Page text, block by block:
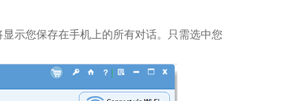
示您保存在手机上的所有对话。只需选中您